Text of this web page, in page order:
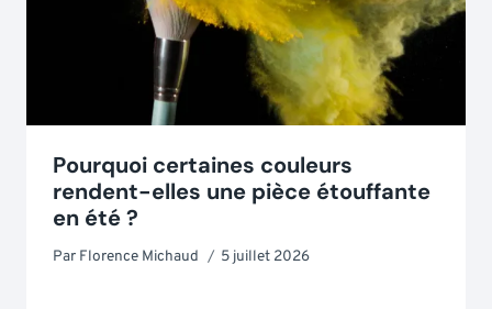
Pourquoi certaines couleurs
rendent-elles une pièce étouffante
en été ?
Par Florence Michaud 5 juillet 2026